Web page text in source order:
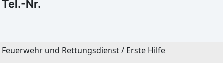
Bautzen
Tel.-Nr.
Feuerwehr und Rettungsdienst / Erste Hilfe